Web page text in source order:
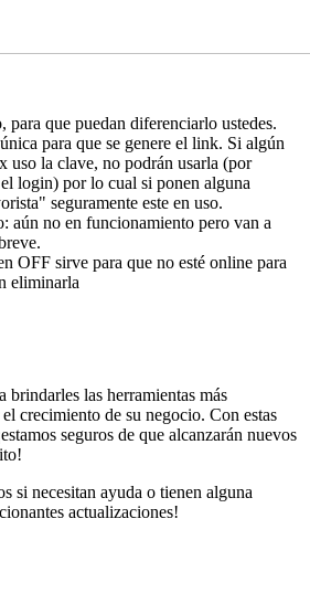
para que puedan diferenciarlo ustedes.
para que se genere el link. Si algún
uso la clave, no podrán usarla (por
login) por lo cual si ponen alguna
seguramente este en uso.
aún no en funcionamiento pero van a
OFF sirve para que no esté online para
eliminarla
brindarles las herramientas más
crecimiento de su negocio. Con estas
seguros de que alcanzarán nuevos
si necesitan ayuda o tienen alguna
actualizaciones!